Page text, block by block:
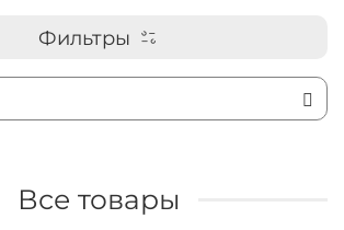
Фильтры
Все товары